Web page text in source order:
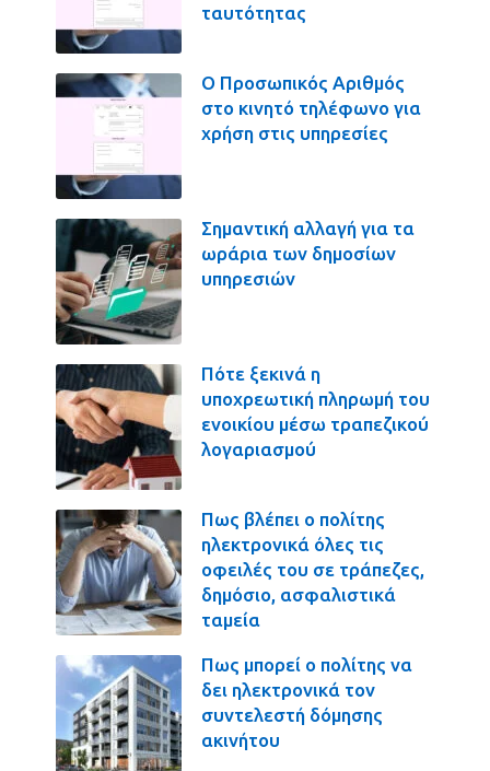
ταυτότητας
Ο Προσωπικός Αριθμός
στο κινητό τηλέφωνο για
χρήση στις υπηρεσίες
Σημαντική αλλαγή για τα
ωράρια των δημοσίων
υπηρεσιών
Πότε ξεκινά η
υποχρεωτική πληρωμή του
ενοικίου μέσω τραπεζικού
λογαριασμού
Πως βλέπει ο πολίτης
ηλεκτρονικά όλες τις
οφειλές του σε τράπεζες,
δημόσιο, ασφαλιστικά
ταμεία
Πως μπορεί ο πολίτης να
δει ηλεκτρονικά τον
συντελεστή δόμησης
ακινήτου